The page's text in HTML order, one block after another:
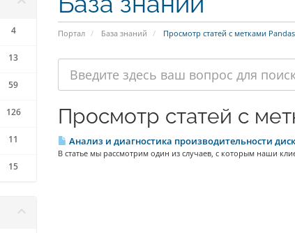
Портал База знаний Просмотр статей с метками Pandas
4
13
59
126
11
15
Просмотр статей с
Анализ и диагностика производительности
В статье мы рассмотрим один из случаев, с которым наши